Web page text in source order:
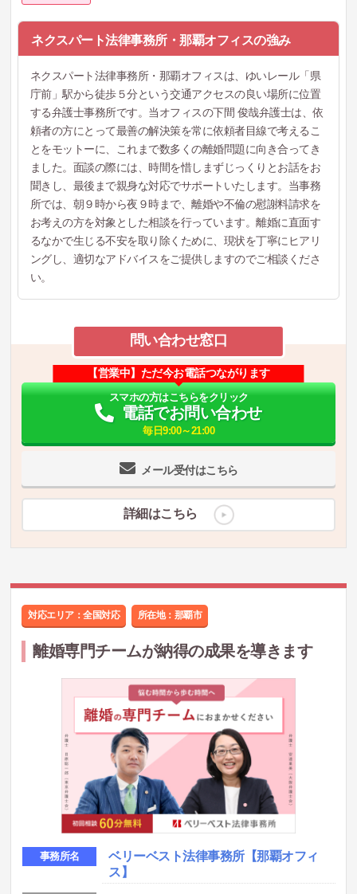
ネクスパート法律事務所・那覇オフィスの強み
ネクスパート法律事務所・那覇オフィスは、ゆいレール「県
庁前」駅から徒歩５分という交通アクセスの良い場所に位置
する弁護士事務所です。当オフィスの下間 俊哉弁護士は、依
頼者の方にとって最善の解決策を常に依頼者目線で考えるこ
とをモットーに、これまで数多くの離婚問題に向き合ってき
ました。面談の際には、時間を惜しまずじっくりとお話をお
聞きし、最後まで親身な対応でサポートいたします。当事務
所では、朝９時から夜９時まで、離婚や不倫の慰謝料請求を
お考えの方を対象とした相談を行っています。離婚に直面す
るなかで生じる不安を取り除くために、現状を丁寧にヒアリ
ングし、適切なアドバイスをご提供しますのでご相談くださ
い。
問い合わせ窓口
メール受付はこちら
【営業中】ただ今お電話つながります
スマホの方はこちらをクリック
電話でお問い合わせ
毎日9:00～21:00
詳細はこちら
対応エリア：全国対応 所在地： 那覇市
離婚専門チームが納得の成果を導きます
事務所名 ベリーベスト法律事務所【那覇オフィ
ス】